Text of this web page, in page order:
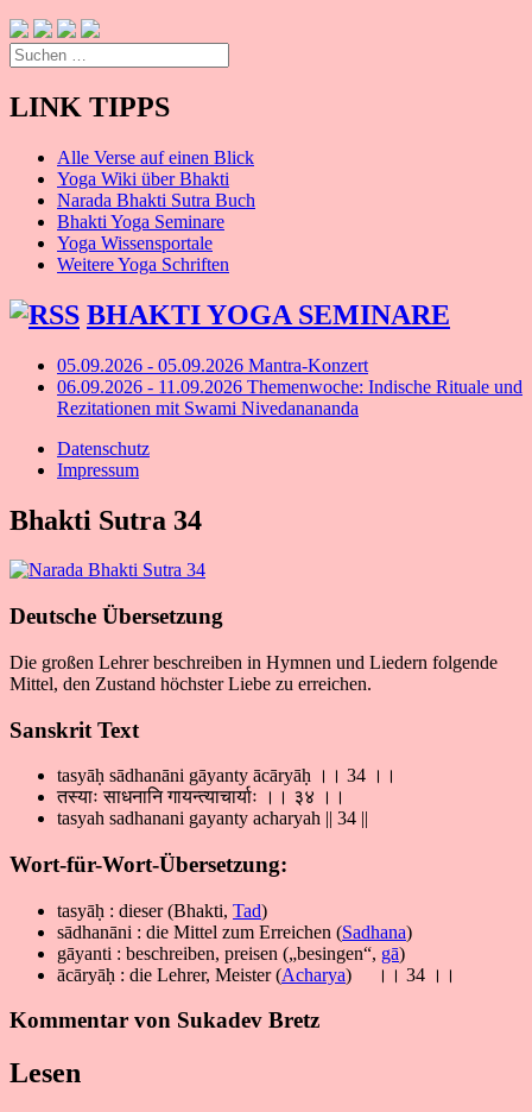
Suchen
nach:
LINK TIPPS
Alle Verse auf einen Blick
Yoga Wiki über Bhakti
Narada Bhakti Sutra Buch
Bhakti Yoga Seminare
Yoga Wissensportale
Weitere Yoga Schriften
BHAKTI YOGA SEMINARE
05.09.2026 - 05.09.2026 Mantra-Konzert
06.09.2026 - 11.09.2026 Themenwoche: Indische Rituale und
Rezitationen mit Swami Nivedanananda
Datenschutz
Impressum
Bhakti Sutra 34
Deutsche Übersetzung
Die großen Lehrer beschreiben in Hymnen und Liedern folgende
Mittel, den Zustand höchster Liebe zu erreichen.
Sanskrit Text
tasyāḥ sādhanāni gāyanty ācāryāḥ ।। 34 ।।
तस्याः साधनानि गायन्त्याचार्याः ।। ३४ ।।
tasyah sadhanani gayanty acharyah || 34 ||
Wort-für-Wort-Übersetzung:
tasyāḥ : dieser (Bhakti, Tad)
sādhanāni : die Mittel zum Erreichen (Sadhana)
gāyanti : beschreiben, preisen („besingen“, gā)
ācāryāḥ : die Lehrer, Meister (Acharya) ।। 34 ।।
Kommentar von Sukadev Bretz
Lesen